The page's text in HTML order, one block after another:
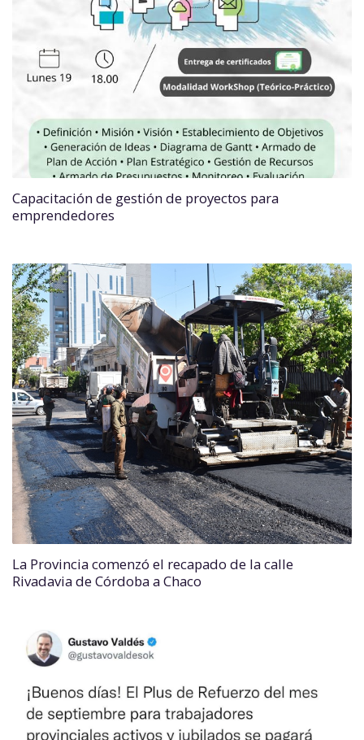
Capacitación de gestión de proyectos para
emprendedores
La Provincia comenzó el recapado de la calle
Rivadavia de Córdoba a Chaco